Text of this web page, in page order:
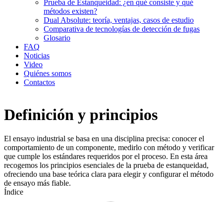
Prueba de Estanqueidad: ¿en qué consiste y qué
métodos existen?
Dual Absolute: teoría, ventajas, casos de estudio
Comparativa de tecnologías de detección de fugas
Glosario
FAQ
Noticias
Video
Quiénes somos
Contactos
Definición y principios
El ensayo industrial se basa en una disciplina precisa: conocer el
comportamiento de un componente, medirlo con método y verificar
que cumple los estándares requeridos por el proceso. En esta área
recogemos los principios esenciales de la prueba de estanqueidad,
ofreciendo una base teórica clara para elegir y configurar el método
de ensayo más fiable.
Índice